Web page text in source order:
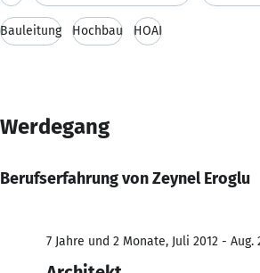
Bauleitung Hochbau HOAI
Werdegang
Berufserfahrung von Zeynel Eroglu
7 Jahre und 2 Monate, Juli 2012 - Aug.